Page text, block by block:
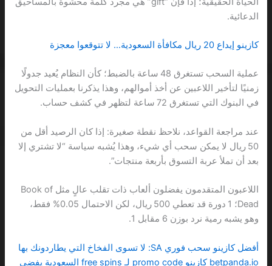
الدعائية.
كازينو إيداع 20 ريال مكافأة السعودية… لا تتوقعوا معجزة
عملية السحب تستغرق 48 ساعة بالضبط؛ كأن النظام يُعيد جدولًا
زمنيًا لتأخير اللاعبين عن أخذ أموالهم، وهذا يذكرنا بعمليات التحويل
في البنوك التي تستغرق 72 ساعة لتظهر في كشف حساب.
عند مراجعة القواعد، نلاحظ نقطة صغيرة: إذا كان الرصيد أقل من
50 ريال لا يمكن سحب أي شيء، وهذا يُشبه سياسة “لا تشتري إلا
بعد أن تملأ عربة التسوق بأربعة منتجات”.
اللاعبون المتقدمون يفضلون ألعاب ذات تقلب عالٍ مثل Book of
Dead؛ 1 دورة قد تعطي 500 ريال، لكن الاحتمال 0.05% فقط،
وهو يشبه رمية نرد بوزن 6 مقابل 1.
أفضل كازينو سحب فوري SA: لا تسوى الفخاخ التي يطاردونك بها
betpanda.io كازينو promo code لـ free spins السعودية يفضي